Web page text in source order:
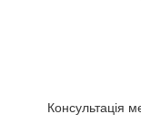
Консультація